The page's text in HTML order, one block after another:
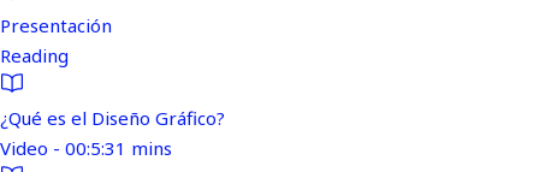
Presentación
Reading
¿Qué es el Diseño Gráfico?
Video - 00:5:31 mins